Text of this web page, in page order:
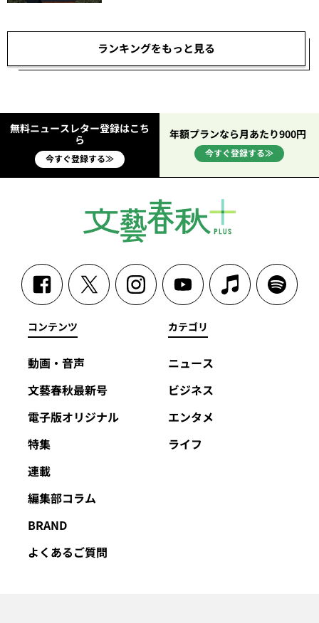
ランキングをもっと見る
無料ニュースレター登録はこち
ら
今すぐ登録する≫
年額プランなら月あたり900円
今すぐ登録する≫
コンテンツ
動画・音声
文藝春秋最新号
電子版オリジナル
特集
連載
編集部コラム
BRAND
よくあるご質問
カテゴリ
ニュース
ビジネス
エンタメ
ライフ